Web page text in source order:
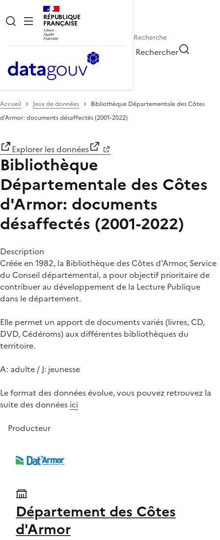
RÉPUBLIQUE
FRANÇAISE
Rechercher
Accueil Jeux de données
Bibliothèque Départementale des Côtes
d'Armor: documents désaffectés (2001-2022)
Explorer les données
Bibliothèque
Départementale des Côtes
d'Armor: documents
désaffectés (2001-2022)
Description
Créée en 1982, la Bibliothèque des Côtes d'Armor, Service
du Conseil départemental, a pour objectif prioritaire de
contribuer au développement de la Lecture Publique
dans le département.
Elle permet un apport de documents variés (livres, CD,
DVD, Cédéroms) aux différentes bibliothèques du
territoire.
A: adulte / J: jeunesse
Le format des données évolue, vous pouvez retrouvez la
suite des données ici
Producteur
Département des Côtes
d'Armor